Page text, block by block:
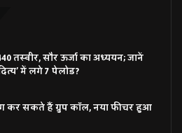
तस्वीर, सौर ऊर्जा का अध्ययन; जानें
में लगे 7 पेलोड?
कर सकते हैं ग्रुप कॉल, नया फीचर हुआ